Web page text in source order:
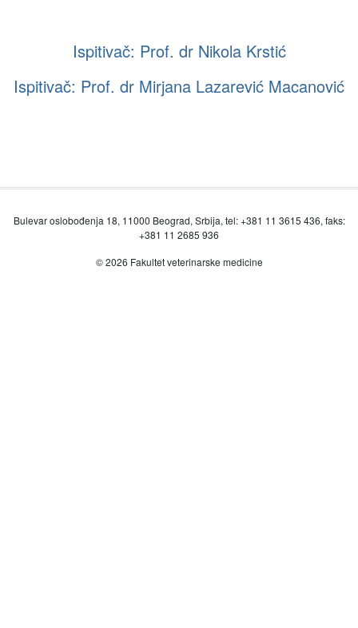
Ispitivač: Prof. dr Nikola Krstić
Ispitivač: Prof. dr Mirjana Lazarević Macanović
Bulevar oslobođenja 18, 11000 Beograd, Srbija, tel: +381 11 3615 436, faks:
+381 11 2685 936
© 2026 Fakultet veterinarske medicine